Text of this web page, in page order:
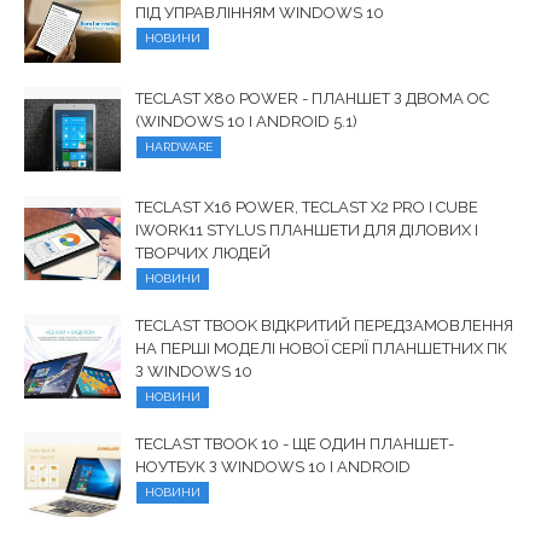
ПІД УПРАВЛІННЯМ WINDOWS 10
НОВИНИ
TECLAST X80 POWER - ПЛАНШЕТ З ДВОМА ОС
(WINDOWS 10 І ANDROID 5.1)
HARDWARE
TECLAST X16 POWER, TECLAST X2 PRO І CUBE
IWORK11 STYLUS ПЛАНШЕТИ ДЛЯ ДІЛОВИХ І
ТВОРЧИХ ЛЮДЕЙ
НОВИНИ
TECLAST TBOOK ВІДКРИТИЙ ПЕРЕДЗАМОВЛЕННЯ
НА ПЕРШІ МОДЕЛІ НОВОЇ СЕРІЇ ПЛАНШЕТНИХ ПК
З WINDOWS 10
НОВИНИ
TECLAST TBOOK 10 - ЩЕ ОДИН ПЛАНШЕТ-
НОУТБУК З WINDOWS 10 І ANDROID
НОВИНИ